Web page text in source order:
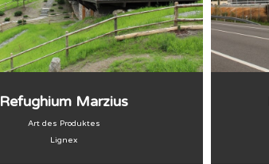
Refughium Marzius
Art des Produktes
Lignex